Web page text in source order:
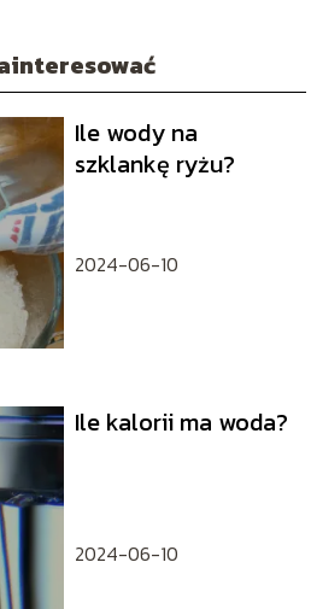
Ile wody na
szklankę ryżu?
2024-06-10
Ile kalorii ma woda?
2024-06-10